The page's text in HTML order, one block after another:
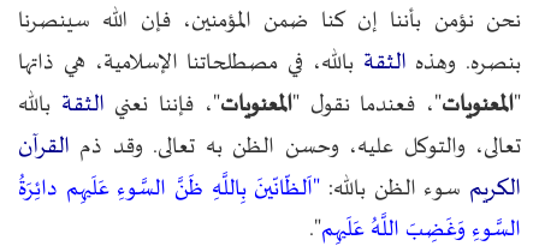
نحن نؤمن بأننا إن كنا ضمن المؤمنين، فإن الله سينصرنا
بنصره. وهذه الثقة بالله، في مصطلحاتنا الإسلامية، هي ذاتها
"المعنويات"، فعندما نقول "المعنويات"، فإننا نعني الثقة بالله
تعالى، والتوكل عليه، وحسن الظن به تعالى. وقد ذم القرآن
الكريم سوء الظن بالله: "اَلظّانّينَ بِاللَّهِ ظَنَّ السَّوءِ عَلَيهِم دائِرَةُ
السَّوءِ وَغَضِبَ اللَّهُ عَلَيهِم".